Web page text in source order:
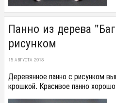
Панно из дерева
рисунком
15 АВГУСТА 2018
Деревянное панно с рисунком
крошкой. Красивое панно